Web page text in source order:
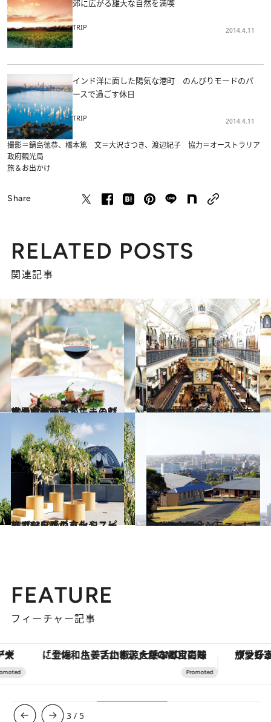
郊に広がる雄大な自然を満喫
TRIP 2014.4.11
インド洋に面した陽気な港町 のんびりモードのパ
ースで過ごす休日
TRIP 2014.4.11
撮影＝鍋島徳恭、橋本篤 文＝大沢さつき、渡辺紀子 協力＝オーストラリア
政府観光局
旅＆お出かけ
Share
RELATED POSTS
関連記事
2014.3.28
世界中の美味が集まる魅惑の食都 シドニーのグルメを巡る
旅＆お出かけ 2014.3.28
最古のアーケードや限定マーケット シドニーで楽しいショッピング
旅＆お出かけ
2014.3.28
アボリジニの文化やスピリッツを感じるシドニーのアートスポット
旅＆お出かけ 2014.3.28
リゾート派、シティ派？ 大都会シドニーに泊まる
旅＆お出かけ
FEATURE
フィーチャー記事
「土佐和ハーブかき氷」がOMO7高知に登場！生姜、山椒、大葉など目にも舌にも涼を呼ぶ郷土の味 ヴァシュロン・コンスタンタ
3 / 5